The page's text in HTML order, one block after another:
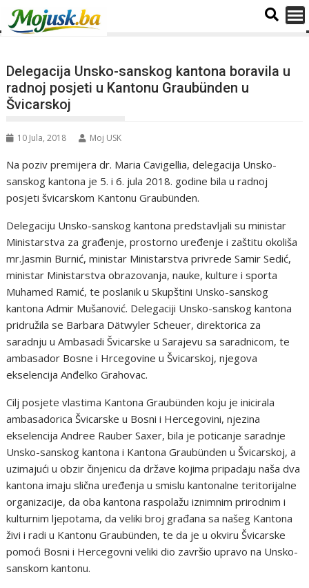
Delegacija Unsko-sanskog kantona boravila u
radnoj posjeti u Kantonu Graubünden u
Švicarskoj
10 Jula, 2018 Moj USK
Na poziv premijera dr. Maria Cavigellia, delegacija Unsko-
sanskog kantona je 5. i 6. jula 2018. godine bila u radnoj
posjeti švicarskom Kantonu Graubünden.
Delegaciju Unsko-sanskog kantona predstavljali su ministar
Ministarstva za građenje, prostorno uređenje i zaštitu okoliša
mr.Jasmin Burnić, ministar Ministarstva privrede Samir Sedić,
ministar Ministarstva obrazovanja, nauke, kulture i sporta
Muhamed Ramić, te poslanik u Skupštini Unsko-sanskog
kantona Admir Mušanović. Delegaciji Unsko-sanskog kantona
pridružila se Barbara Dätwyler Scheuer, direktorica za
saradnju u Ambasadi Švicarske u Sarajevu sa saradnicom, te
ambasador Bosne i Hrcegovine u Švicarskoj, njegova
ekselencija Anđelko Grahovac.
Cilj posjete vlastima Kantona Graubünden koju je inicirala
ambasadorica Švicarske u Bosni i Hercegovini, njezina
ekselencija Andree Rauber Saxer, bila je poticanje saradnje
Unsko-sanskog kantona i Kantona Graubünden u Švicarskoj, a
uzimajući u obzir činjenicu da države kojima pripadaju naša dva
kantona imaju slična uređenja u smislu kantonalne teritorijalne
organizacije, da oba kantona raspolažu iznimnim prirodnim i
kulturnim ljepotama, da veliki broj građana sa našeg Kantona
živi i radi u Kantonu Graubünden, te da je u okviru Švicarske
pomoći Bosni i Hercegovni veliki dio završio upravo na Unsko-
sanskom kantonu.